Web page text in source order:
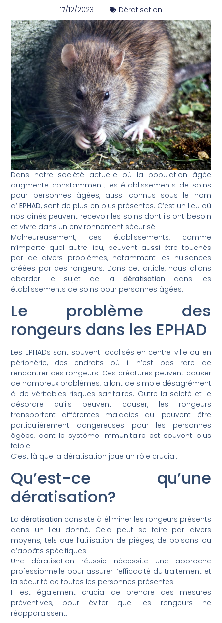
17/12/2023 Dératisation
Dans notre société actuelle où la population âgée
augmente constamment, les établissements de soins
pour personnes âgées, aussi connus sous le nom
d’EPHAD, sont de plus en plus présentes. C’est un lieu où
nos aînés peuvent recevoir les soins dont ils ont besoin
et vivre dans un environnement sécurisé.
Malheureusement, ces établissements, comme
n’importe quel autre lieu, peuvent aussi être touchés
par de divers problèmes, notamment les nuisances
créées par des rongeurs. Dans cet article, nous allons
aborder le sujet de la dératisation dans les
établissements de soins pour personnes âgées.
Le problème des
rongeurs dans les EPHAD
Les EPHADs sont souvent localisés en centre-ville ou en
périphérie, des endroits où il n’est pas rare de
rencontrer des rongeurs. Ces créatures peuvent causer
de nombreux problèmes, allant de simple désagrément
à de véritables risques sanitaires. Outre la saleté et le
désordre qu’ils peuvent causer, les rongeurs
transportent différentes maladies qui peuvent être
particulièrement dangereuses pour les personnes
âgées, dont le système immunitaire est souvent plus
faible.
C’est là que la dératisation joue un rôle crucial.
Qu’est-ce qu’une
dératisation?
Ladératisation consiste à éliminer les rongeurs présents
dans un lieu donné. Cela peut se faire par divers
moyens, tels que l’utilisation de pièges, de poisons ou
d’appâts spécifiques.
Une dératisation réussie nécessite une approche
professionnelle pour assurer l’efficacité du traitement et
la sécurité de toutes les personnes présentes.
Il est également crucial de prendre des mesures
préventives, pour éviter que les rongeurs ne
réapparaissent.